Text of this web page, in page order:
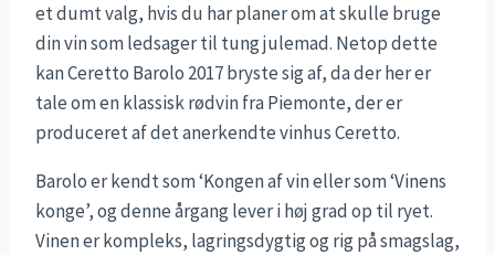
et dumt valg, hvis du har planer om at skulle bruge
din vin som ledsager til tung julemad. Netop dette
kan Ceretto Barolo 2017 bryste sig af, da der her er
tale om en klassisk rødvin fra Piemonte, der er
produceret af det anerkendte vinhus Ceretto.
Barolo er kendt som ‘Kongen af vin eller som ‘Vinens
konge’, og denne årgang lever i høj grad op til ryet.
Vinen er kompleks, lagringsdygtig og rig på smagslag,